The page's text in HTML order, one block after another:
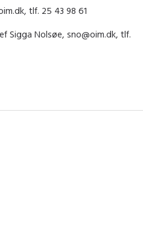
tlf. 25 43 98 61
Sigga Nolsøe, sno@oim.dk, tlf.